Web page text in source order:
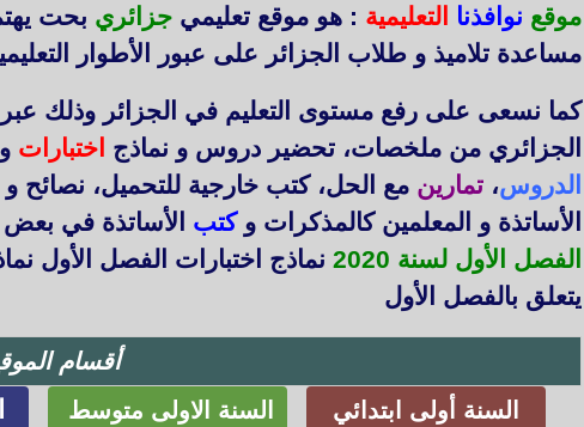
موقع نوافذنا التعليمية : هو موقع تعليمي جزائري بحت
مساعدة تلاميذ و طلاب الجزائر على عبور الأطوار
كما نسعى على رفع مستوى التعليم في الجزائر وذلك
الجزائري من ملخصات، تحضير دروس و نماذج اختبارات
الدروس، تمارين مع الحل، كتب خارجية للتحميل، نصائح
الأساتذة و المعلمين كالمذكرات وكتب الأساتذة في بعض
الفصل الأول لسنة 2020
نماذج اختبارات الفصل الأول
يتعلق بالفصل الأول
أقسام
السنة أولى ابتدائي
السنة الاولى متوسط